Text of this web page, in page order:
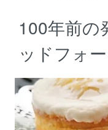
100年前の
ッドフォ